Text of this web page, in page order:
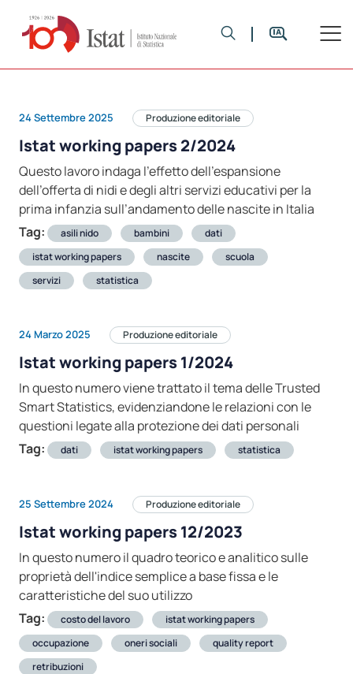
24 Settembre 2025 Produzione editoriale
Istat working papers 2/2024
Questo lavoro indaga l’effetto dell’espansione
dell’offerta di nidi e degli altri servizi educativi per la
prima infanzia sull’andamento delle nascite in Italia
Tag:
asili nido bambini
dati
istat working papers
nascite
scuola
servizi
statistica
24 Marzo 2025 Produzione editoriale
Istat working papers 1/2024
In questo numero viene trattato il tema delle Trusted
Smart Statistics, evidenziandone le relazioni con le
questioni legate alla protezione dei dati personali
Tag:
dati istat working papers statistica
25 Settembre 2024 Produzione editoriale
Istat working papers 12/2023
In questo numero il quadro teorico e analitico sulle
proprietà dell'indice semplice a base fissa e le
caratteristiche del suo utilizzo
Tag:
costo del lavoro
istat working papers
occupazione
oneri sociali
quality report
retribuzioni